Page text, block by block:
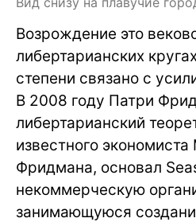
Возрождение это
либертарианских
степени связано с
В 2008 году Патри
либертарианский
известного экономиста
Фридмана, основал
некоммерческую
занимающуюся